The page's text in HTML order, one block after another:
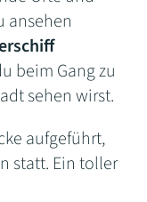
ansehen
beim Gang zu
sehen wirst.
aufgeführt,
statt. Ein toller